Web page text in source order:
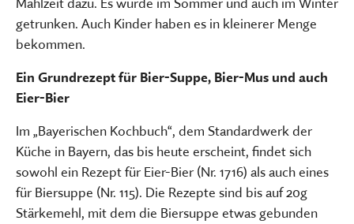
getrunken. Auch Kinder haben es in kleinerer Menge
bekommen.
Ein Grundrezept für Bier-Suppe, Bier-Mus und auch
Eier-Bier
Im „Bayerischen Kochbuch“, dem Standardwerk der
Küche in Bayern, das bis heute erscheint, findet sich
sowohl ein Rezept für Eier-Bier (Nr. 1716) als auch eines
für Biersuppe (Nr. 115). Die Rezepte sind bis auf 20g
Stärkemehl, mit dem die Biersuppe etwas gebunden